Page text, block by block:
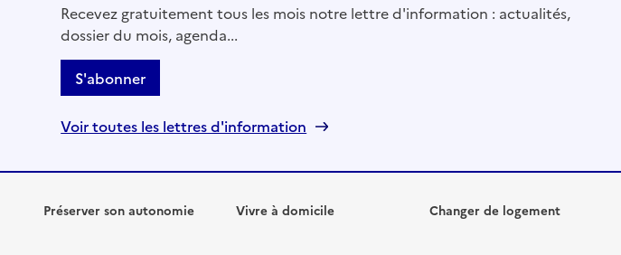
Recevez gratuitement tous les mois notre lettre d'information : actualités,
dossier du mois, agenda...
S'abonner
Voir toutes les lettres d'information
Préserver son autonomie Vivre à domicile Changer de logement